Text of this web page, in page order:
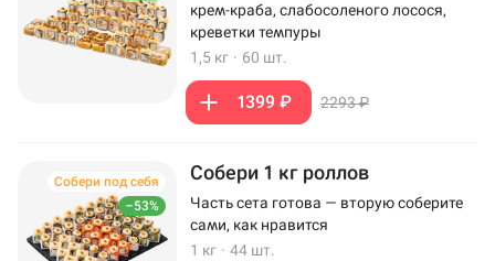
крем-краба, слабосоленого лосося,
креветки темпуры
1,5 кг · 60 шт.
1399 ₽ 2293 ₽
–53%
Собери под себя Собери 1 кг роллов
Часть сета готова — вторую соберите
сами, как нравится
1 кг · 44 шт.